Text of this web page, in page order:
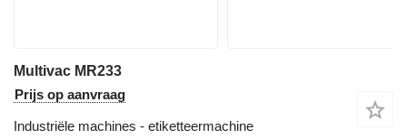
Multivac MR233
Prijs op aanvraag
Industriële machines - etiketteermachine